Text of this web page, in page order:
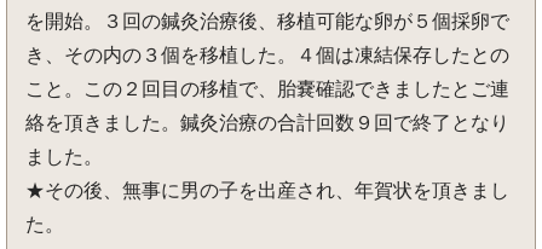
を開始。３回の鍼灸治療後、移植可能な卵が５個採卵で
き、その内の３個を移植した。４個は凍結保存したとの
こと。この２回目の移植で、胎嚢確認できましたとご連
絡を頂きました。鍼灸治療の合計回数９回で終了となり
ました。
★その後、無事に男の子を出産され、年賀状を頂きまし
た。